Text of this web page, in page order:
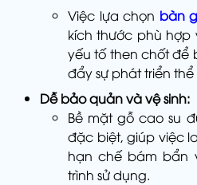
Việc lựa chọn bàn
kích thước phù hợp
yếu tố then chốt để
đẩy sự phát triển
Dễ bảo quản và vệ sinh:
Bề mặt gỗ cao su
đặc biệt, giúp việc
hạn chế bám bẩn
trình sử dụng.